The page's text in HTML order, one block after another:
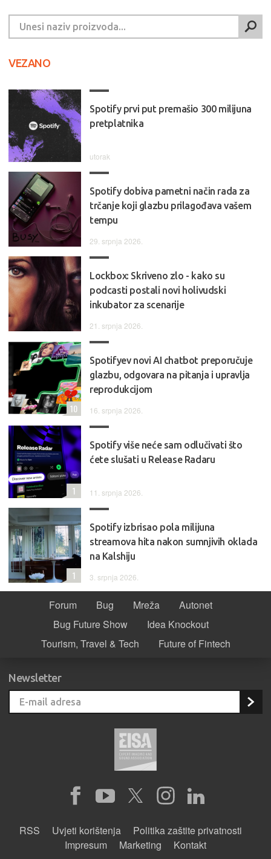
VEZANO
Spotify prvi put premašio 300 milijuna
pretplatnika
utorak
Spotify dobiva pametni način rada za
trčanje koji glazbu prilagođava vašem
tempu
29. srpnja 2026.
Lockbox: Skriveno zlo - kako su
podcasti postali novi holivudski
inkubator za scenarije
21. srpnja 2026.
Spotifyev novi AI chatbot preporučuje
glazbu, odgovara na pitanja i upravlja
reprodukcijom
16. srpnja 2026.
10
Spotify više neće sam odlučivati što
ćete slušati u Release Radaru
11. srpnja 2026.
1
Spotify izbrisao pola milijuna
streamova hita nakon sumnjivih oklada
na Kalshiju
3. srpnja 2026.
1
Forum Bug Mreža
Autonet
Bug Future Show
Idea Knockout
Tourism, Travel & Tech
Future of Fintech
Newsletter
RSS Uvjeti korištenja
Politika zaštite privatnosti
Impresum
Marketing Kontakt